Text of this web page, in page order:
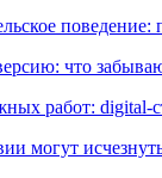
что
работ: digital-
могут